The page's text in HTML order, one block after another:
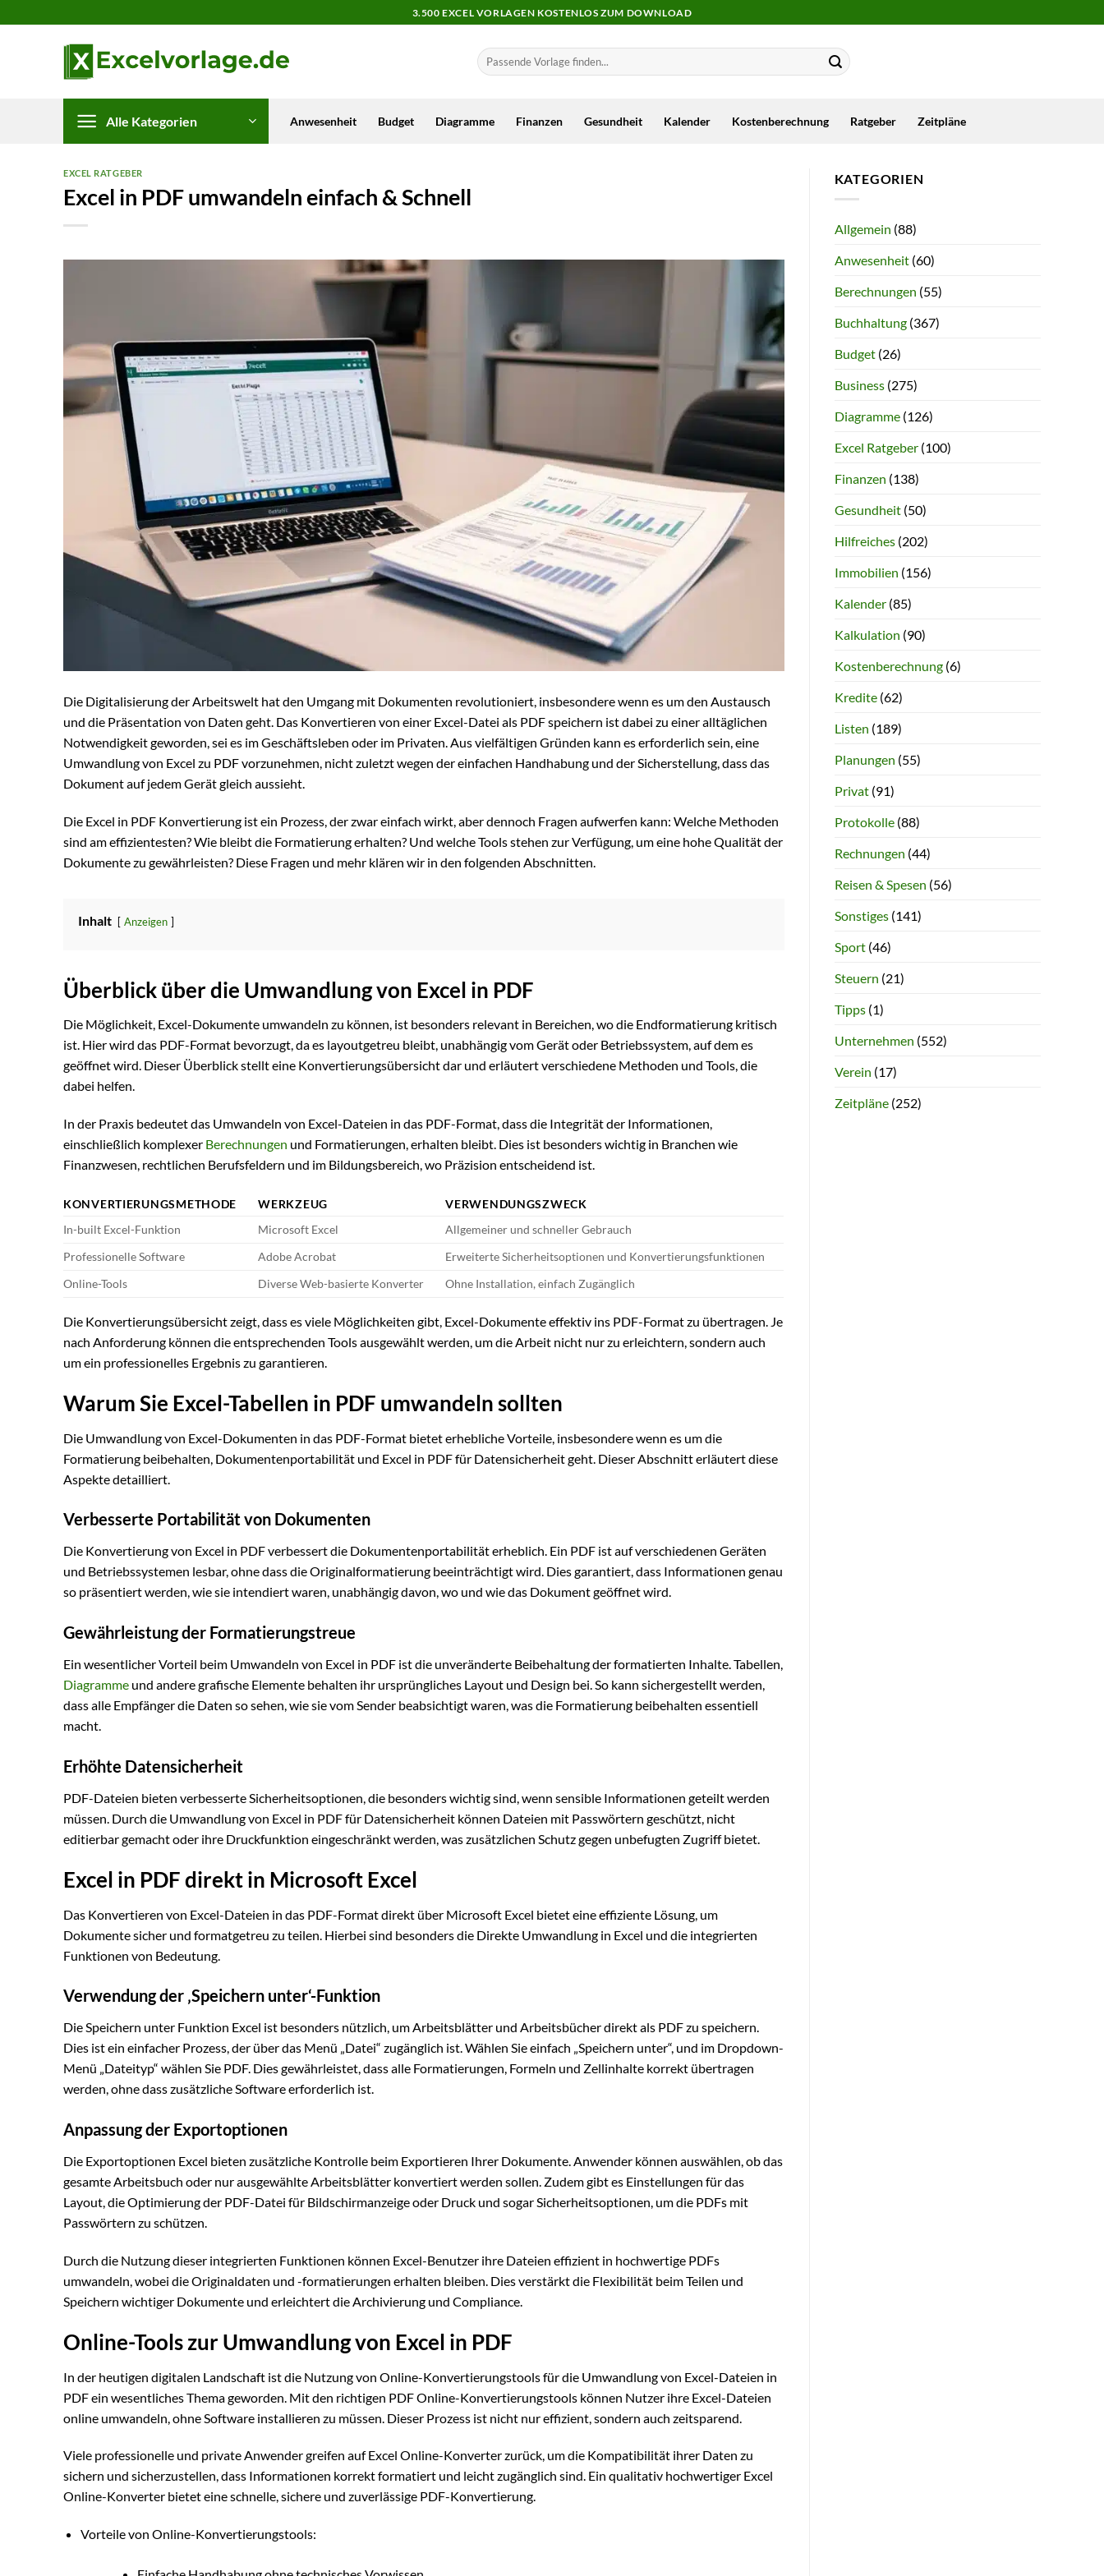
Inhalt
3.500 EXCEL VORLAGEN KOSTENLOS ZUM DOWNLOAD
Alle Kategorien Anwesenheit Budget Diagramme Finanzen Gesundheit Kalender Kostenberechnung Ratgeber Zeitpläne
EXCEL RATGEBER
Excel in PDF umwandeln einfach & Schnell
Die Digitalisierung der Arbeitswelt hat den Umgang mit Dokumenten revolutioniert, insbesondere wenn es um den Austausch
und die Präsentation von Daten geht. Das Konvertieren von einer Excel-Datei als PDF speichern ist dabei zu einer alltäglichen
Notwendigkeit geworden, sei es im Geschäftsleben oder im Privaten. Aus vielfältigen Gründen kann es erforderlich sein, eine
Umwandlung von Excel zu PDF vorzunehmen, nicht zuletzt wegen der einfachen Handhabung und der Sicherstellung, dass das
Dokument auf jedem Gerät gleich aussieht.
Die Excel in PDF Konvertierung ist ein Prozess, der zwar einfach wirkt, aber dennoch Fragen aufwerfen kann: Welche Methoden
sind am effizientesten? Wie bleibt die Formatierung erhalten? Und welche Tools stehen zur Verfügung, um eine hohe Qualität der
Dokumente zu gewährleisten? Diese Fragen und mehr klären wir in den folgenden Abschnitten.
Inhalt Anzeigen
Überblick über die Umwandlung von Excel in PDF
Die Möglichkeit, Excel-Dokumente umwandeln zu können, ist besonders relevant in Bereichen, wo die Endformatierung kritisch
ist. Hier wird das PDF-Format bevorzugt, da es layoutgetreu bleibt, unabhängig vom Gerät oder Betriebssystem, auf dem es
geöffnet wird. Dieser Überblick stellt eine Konvertierungsübersicht dar und erläutert verschiedene Methoden und Tools, die
dabei helfen.
In der Praxis bedeutet das Umwandeln von Excel-Dateien in das PDF-Format, dass die Integrität der Informationen,
einschließlich komplexer Berechnungen und Formatierungen, erhalten bleibt. Dies ist besonders wichtig in Branchen wie
Finanzwesen, rechtlichen Berufsfeldern und im Bildungsbereich, wo Präzision entscheidend ist.
KONVERTIERUNGSMETHODE WERKZEUG
VERWENDUNGSZWECK
In-built Excel-Funktion
Microsoft Excel
Allgemeiner und schneller Gebrauch
Professionelle Software
Adobe Acrobat
Erweiterte Sicherheitsoptionen und Konvertierungsfunktionen
Online-Tools
Diverse Web-basierte Konverter Ohne Installation, einfach Zugänglich
Die Konvertierungsübersicht zeigt, dass es viele Möglichkeiten gibt, Excel-Dokumente effektiv ins PDF-Format zu übertragen. Je
nach Anforderung können die entsprechenden Tools ausgewählt werden, um die Arbeit nicht nur zu erleichtern, sondern auch
um ein professionelles Ergebnis zu garantieren.
Warum Sie Excel-Tabellen in PDF umwandeln sollten
Die Umwandlung von Excel-Dokumenten in das PDF-Format bietet erhebliche Vorteile, insbesondere wenn es um die
Formatierung beibehalten, Dokumentenportabilität und Excel in PDF für Datensicherheit geht. Dieser Abschnitt erläutert diese
Aspekte detailliert.
Verbesserte Portabilität von Dokumenten
Die Konvertierung von Excel in PDF verbessert die Dokumentenportabilität erheblich. Ein PDF ist auf verschiedenen Geräten
und Betriebssystemen lesbar, ohne dass die Originalformatierung beeinträchtigt wird. Dies garantiert, dass Informationen genau
so präsentiert werden, wie sie intendiert waren, unabhängig davon, wo und wie das Dokument geöffnet wird.
Gewährleistung der Formatierungstreue
Ein wesentlicher Vorteil beim Umwandeln von Excel in PDF ist die unveränderte Beibehaltung der formatierten Inhalte. Tabellen,
Diagramme und andere grafische Elemente behalten ihr ursprüngliches Layout und Design bei. So kann sichergestellt werden,
dass alle Empfänger die Daten so sehen, wie sie vom Sender beabsichtigt waren, was die Formatierung beibehalten essentiell
macht.
Erhöhte Datensicherheit
PDF-Dateien bieten verbesserte Sicherheitsoptionen, die besonders wichtig sind, wenn sensible Informationen geteilt werden
müssen. Durch die Umwandlung von Excel in PDF für Datensicherheit können Dateien mit Passwörtern geschützt, nicht
editierbar gemacht oder ihre Druckfunktion eingeschränkt werden, was zusätzlichen Schutz gegen unbefugten Zugriff bietet.
Excel in PDF direkt in Microsoft Excel
Das Konvertieren von Excel-Dateien in das PDF-Format direkt über Microsoft Excel bietet eine effiziente Lösung, um
Dokumente sicher und formatgetreu zu teilen. Hierbei sind besonders die Direkte Umwandlung in Excel und die integrierten
Funktionen von Bedeutung.
Verwendung der ‚Speichern unter‘-Funktion
Die Speichern unter Funktion Excel ist besonders nützlich, um Arbeitsblätter und Arbeitsbücher direkt als PDF zu speichern.
Dies ist ein einfacher Prozess, der über das Menü „Datei“ zugänglich ist. Wählen Sie einfach „Speichern unter“, und im Dropdown-
Menü „Dateityp“ wählen Sie PDF. Dies gewährleistet, dass alle Formatierungen, Formeln und Zellinhalte korrekt übertragen
werden, ohne dass zusätzliche Software erforderlich ist.
Anpassung der Exportoptionen
Die Exportoptionen Excel bieten zusätzliche Kontrolle beim Exportieren Ihrer Dokumente. Anwender können auswählen, ob das
gesamte Arbeitsbuch oder nur ausgewählte Arbeitsblätter konvertiert werden sollen. Zudem gibt es Einstellungen für das
Layout, die Optimierung der PDF-Datei für Bildschirmanzeige oder Druck und sogar Sicherheitsoptionen, um die PDFs mit
Passwörtern zu schützen.
Durch die Nutzung dieser integrierten Funktionen können Excel-Benutzer ihre Dateien effizient in hochwertige PDFs
umwandeln, wobei die Originaldaten und -formatierungen erhalten bleiben. Dies verstärkt die Flexibilität beim Teilen und
Speichern wichtiger Dokumente und erleichtert die Archivierung und Compliance.
Online-Tools zur Umwandlung von Excel in PDF
In der heutigen digitalen Landschaft ist die Nutzung von Online-Konvertierungstools für die Umwandlung von Excel-Dateien in
PDF ein wesentliches Thema geworden. Mit den richtigen PDF Online-Konvertierungstools können Nutzer ihre Excel-Dateien
online umwandeln, ohne Software installieren zu müssen. Dieser Prozess ist nicht nur effizient, sondern auch zeitsparend.
Viele professionelle und private Anwender greifen auf Excel Online-Konverter zurück, um die Kompatibilität ihrer Daten zu
sichern und sicherzustellen, dass Informationen korrekt formatiert und leicht zugänglich sind. Ein qualitativ hochwertiger Excel
Online-Konverter bietet eine schnelle, sichere und zuverlässige PDF-Konvertierung.
Vorteile von Online-Konvertierungstools:
KATEGORIEN
Allgemein (88)
Anwesenheit(60)
Berechnungen (55)
Buchhaltung(367)
Budget(26)
Business(275)
Diagramme(126)
Excel Ratgeber(100)
Finanzen (138)
Gesundheit(50)
Hilfreiches(202)
Immobilien (156)
Kalender(85)
Kalkulation (90)
Kostenberechnung(6)
Kredite(62)
Listen (189)
Planungen (55)
Privat(91)
Protokolle(88)
Rechnungen (44)
Reisen & Spesen (56)
Sonstiges(141)
Sport(46)
Steuern (21)
Tipps(1)
Unternehmen (552)
Verein (17)
Zeitpläne(252)